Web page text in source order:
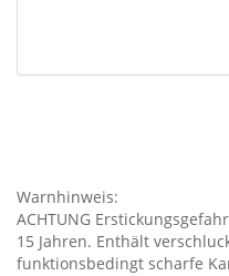
Warnhinweis:
ACHTUNG
15 Jahren. Enthält
funktionsbedingt scharfe